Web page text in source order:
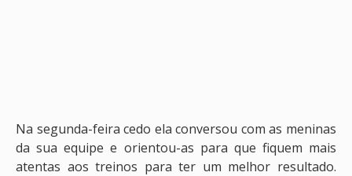
Na segunda-feira cedo ela conversou com as meninas
da sua equipe e orientou-as para que fiquem mais
atentas aos treinos para ter um melhor resultado.